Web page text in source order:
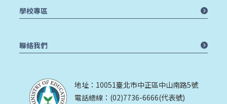
地址：10051臺北市中正區中山南路5號
電話總線：(02)7736-6666(代表號)
學校專區
聯絡我們